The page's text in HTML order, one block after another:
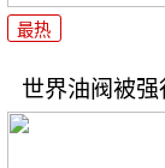
最热
世界油阀被